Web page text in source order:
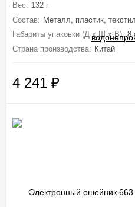
Вес: 132 г
Состав: Металл, пластик,
Габариты упаковки (Д х Ш х В): 8
Страна производства: Китай
4 241 ₽